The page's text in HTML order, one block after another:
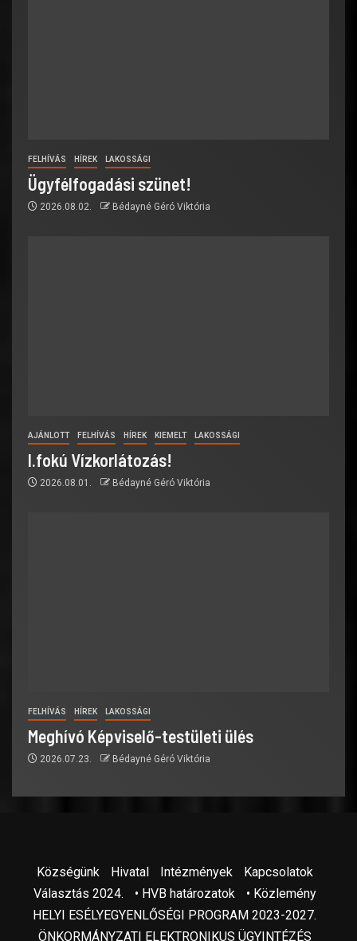
FELHÍVÁS HÍREK LAKOSSÁGI
Ügyfélfogadási szünet!
2026.08.02. Bédayné Géró Viktória
AJÁNLOTT FELHÍVÁS HÍREK KIEMELT LAKOSSÁGI
I.fokú Vízkorlátozás!
2026.08.01. Bédayné Géró Viktória
FELHÍVÁS HÍREK LAKOSSÁGI
Meghívó Képviselő-testületi ülés
2026.07.23. Bédayné Géró Viktória
Községünk Hivatal Intézmények
Kapcsolatok
Választás 2024.
• HVB határozatok
• Közlemény
HELYI ESÉLYEGYENLŐSÉGI PROGRAM 2023-2027.
ÖNKORMÁNYZATI ELEKTRONIKUS ÜGYINTÉZÉS